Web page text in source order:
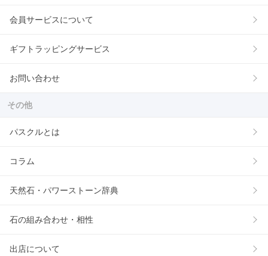
会員サービスについて
ギフトラッピングサービス
お問い合わせ
その他
パスクルとは
コラム
天然石・パワーストーン辞典
石の組み合わせ・相性
出店について